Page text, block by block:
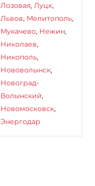
Лозовая, Луцк,
Львов, Мелитополь,
Мукачево, Нежин,
Николаев,
Никополь,
Нововолынск,
Новоград-
Волынский,
Новомосковск,
Энергодар